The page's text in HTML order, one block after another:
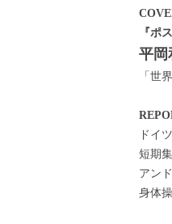
『ポ
平岡
「世
ドイ
短期
アン
身体